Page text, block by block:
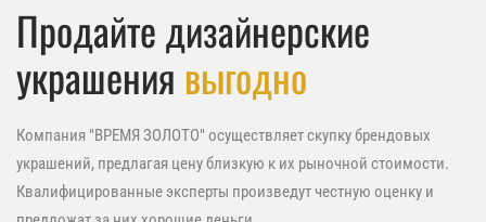
Продайте дизайнерские
украшения выгодно
Компания "ВРЕМЯ ЗОЛОТО" осуществляет скупку брендовых
украшений, предлагая цену близкую к их рыночной стоимости.
Квалифицированные эксперты произведут честную оценку и